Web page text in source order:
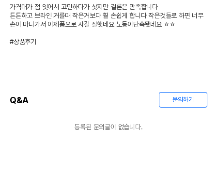
품명 및 모델명
상품상세설명 참조
가격대가 점 잇어서 고민하다가 삿지만 결론은 만족합니다
튼튼하고 브라인 거를때 작은거보다 훨 손쉽게 합니다 작은것들로 하면 너무
손이 마니가서 이제품으로 사길 잘햇네요 노동이단축됏네요 ㅎㅎ
#상품후기
Q&A 문의하기
등록된 문의글이 없습니다.